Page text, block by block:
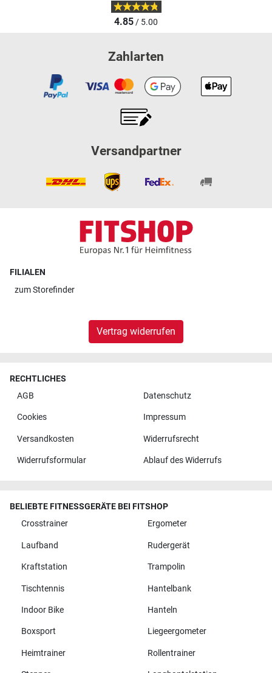
4.85/ 5.00
Zahlarten
Versandpartner
FILIALEN
zumStorefinder
Vertrag widerrufen
RECHTLICHES
AGB
Datenschutz
Cookies Impressum
Versandkosten Widerrufsrecht
Widerrufsformular Ablauf des Widerrufs
BELIEBTE FITNESSGERÄTE BEI FITSHOP
Crosstrainer
Ergometer
Laufband Rudergerät
Kraftstation Trampolin
Tischtennis Hantelbank
Indoor Bike Hanteln
Boxsport Liegeergometer
Heimtrainer Rollentrainer